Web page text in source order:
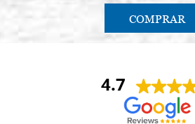
COMPRAR
4.7